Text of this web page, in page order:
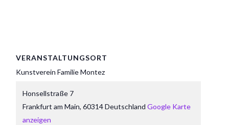
VERANSTALTUNGSORT
Kunstverein Familie Montez
Honsellstraße 7
Frankfurt am Main, 60314Deutschland Google Karte
anzeigen